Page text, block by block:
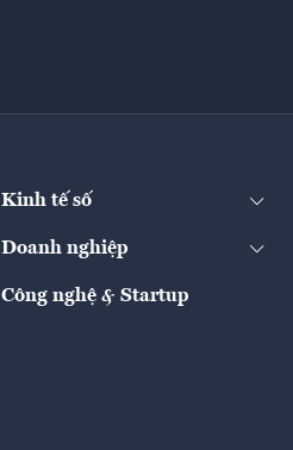
Kinh tế số
Doanh nghiệp
Công nghệ & Startup